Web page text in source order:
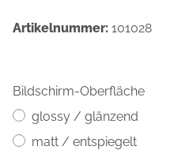
Artikelnummer: 101028
Bildschirm-Oberfläche
glossy / glänzend
matt / entspiegelt